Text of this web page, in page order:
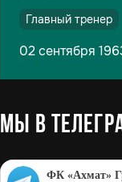
Главный тренер
02 сентября
МЫ в